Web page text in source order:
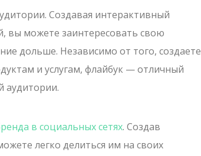
Создавая интерактивный
вы можете заинтересовать свою
дольше. Независимо от того, создаете
и услугам, флайбук — отличный
аудитории.
в социальных сетях. Создав
легко делиться им на своих